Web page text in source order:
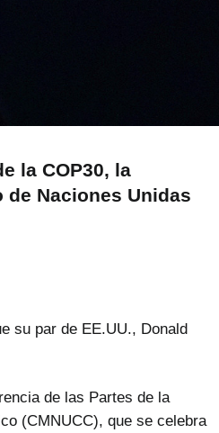
la COP30, la
de Naciones Unidas
su par de EE.UU., Donald
de las Partes de la
(CMNUCC), que se celebra